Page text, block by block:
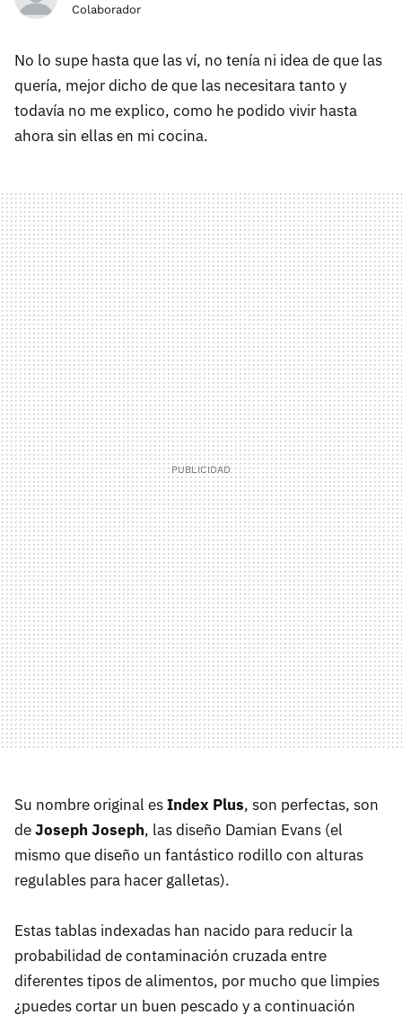
Colaborador
No lo supe hasta que las ví, no tenía ni idea de que las
quería, mejor dicho de que las necesitara tanto y
todavía no me explico, como he podido vivir hasta
ahora sin ellas en mi cocina.
Su nombre original esIndex Plus, son perfectas, son
deJoseph Joseph, las diseño Damian Evans (el
mismo que diseño un fantástico rodillo con alturas
regulables para hacer galletas).
Estas tablas indexadas han nacido para reducir la
probabilidad de contaminación cruzada entre
diferentes tipos de alimentos, por mucho que limpies
¿puedes cortar un buen pescado y a continuación